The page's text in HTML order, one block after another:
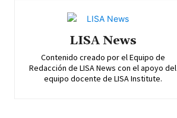
LISA News
Contenido creado por el Equipo de
Redacción de LISA News con el apoyo del
equipo docente de LISA Institute.